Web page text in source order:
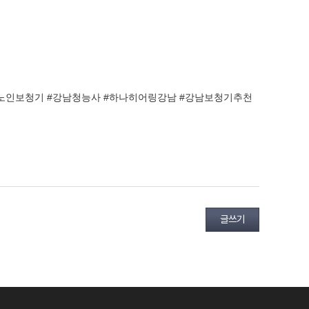
보청기 #강남청능사 #하나히어링강남 #강남보청기추천
글쓰기